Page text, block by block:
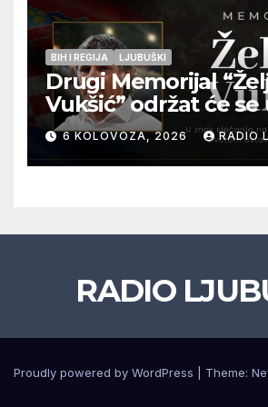
BIH I REGIJA LJUBUŠKI
Drugi Memorijal
Vukšić” održat će se
12. kolovoza u Otoku
6 KOLOVOZA, 2026 RADIO
RADIO
Proudly powered by WordPress Theme: